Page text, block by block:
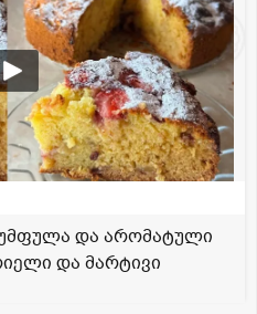
და არომატული
და მარტივი